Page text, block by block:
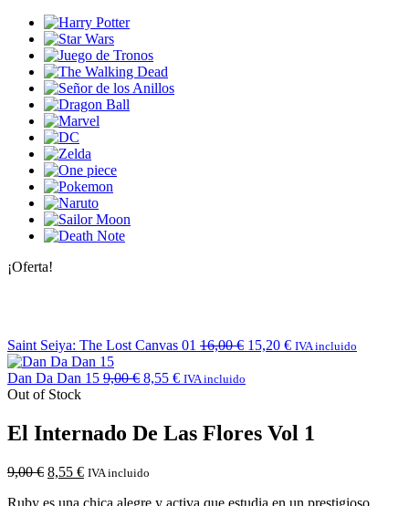
¡Oferta!
Saint Seiya: The Lost Canvas 01 16,00€ 15,20 € IVA incluido
Dan Da Dan 15 9,00€ 8,55 € IVA incluido
Out of Stock
El Internado De Las Flores Vol 1
9,00€ 8,55 € IVA incluido
Ruby es una chica alegre y activa que estudia en un prestigioso